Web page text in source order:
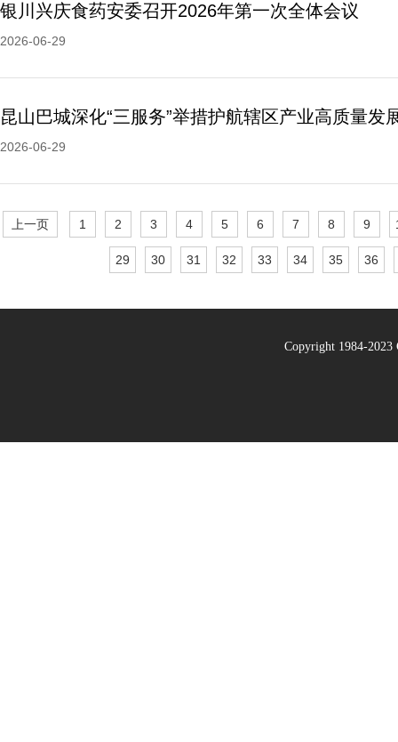
银川兴庆食药安委召开2026年第一次全体会议
2026-06-29
昆山巴城深化“三服务”举措护航辖区产业高质量发
2026-06-29
上一页 1 2 3 4 5 6 7 8 9
29 30 31 32 33 34 35 36
Copyright 1984-